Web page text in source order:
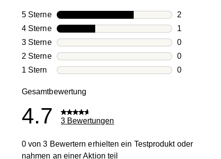
5 SterneSterne
2
2
4 SterneSterne
1
1
3 SterneSterne
0
0
2 SterneSterne
0
0
1 Stern Sterne
0
Gesamtbewertung
4.7 3 Bewertungen
0 von 3 Bewertern erhielten ein Testprodukt oder
nahmen an einer Aktion teil